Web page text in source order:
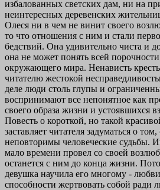
избалованных светских дам, ни на
неинтересных деревенских
Олеся ни в чем не винит своего
то что отношения с ним и стали
бедствий. Она удивительно чиста и
она не может понять всей
окружающего мира. Ненависть
читателю жестокой
деле люди столь глупы и
воспринимают все непонятное как
своего образа жизни и устоявшихся
Повесть о короткой, но такой
заставляет читателя задуматься о
неповторимы человеческие судьбы.
мало времени провел со своей
останется с ним до конца жизни.
девушка научила его многому -
способности жертвовать собой ради